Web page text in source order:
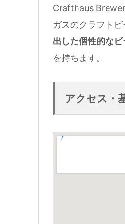
Crafthaus
ガスのクラフトビ
出した個性的なビ
を持ちます。
アクセス・